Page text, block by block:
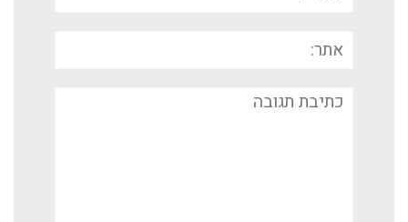
תגובה